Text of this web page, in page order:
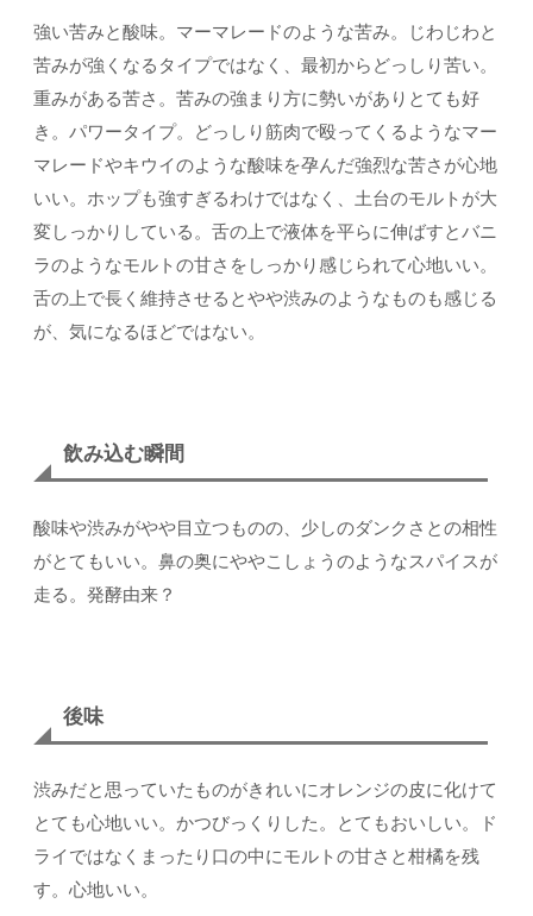
強い苦みと酸味。マーマレードのような苦み。じわじわと
苦みが強くなるタイプではなく、最初からどっしり苦い。
重みがある苦さ。苦みの強まり方に勢いがありとても好
き。パワータイプ。どっしり筋肉で殴ってくるようなマー
マレードやキウイのような酸味を孕んだ強烈な苦さが心地
いい。ホップも強すぎるわけではなく、土台のモルトが大
変しっかりしている。舌の上で液体を平らに伸ばすとバニ
ラのようなモルトの甘さをしっかり感じられて心地いい。
舌の上で長く維持させるとやや渋みのようなものも感じる
が、気になるほどではない。
飲み込む瞬間
酸味や渋みがやや目立つものの、少しのダンクさとの相性
がとてもいい。鼻の奥にややこしょうのようなスパイスが
走る。発酵由来？
後味
渋みだと思っていたものがきれいにオレンジの皮に化けて
とても心地いい。かつびっくりした。とてもおいしい。ド
ライではなくまったり口の中にモルトの甘さと柑橘を残
す。心地いい。